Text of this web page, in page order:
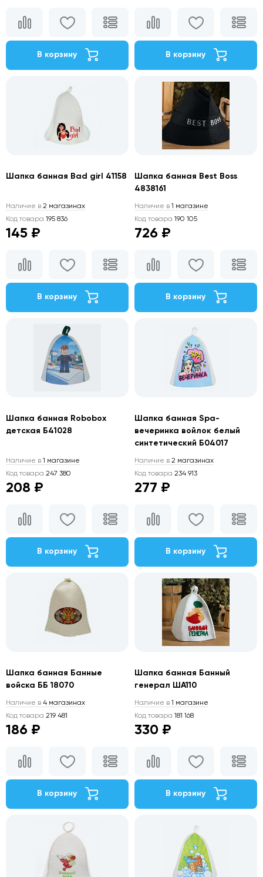
В корзину В корзину
Шапка банная Bad girl 41158
Наличие в 2 магазинах
Код товара 195 836
145 ₽
В корзину
Шапка банная Best Boss
4838161
Наличие в 1 магазине
Код товара 190 105
726 ₽
В корзину
Шапка банная Robobox
детская Б41028
Наличие в 1 магазине
Код товара 247 380
208 ₽
В корзину
Шапка банная Spa-
вечеринка войлок белый
синтетический Б04017
Наличие в 2 магазинах
Код товара 234 913
277 ₽
В корзину
Шапка банная Банные
войска ББ 18070
Наличие в 4 магазинах
Код товара 219 481
186 ₽
В корзину
Шапка банная Банный
генерал ША110
Наличие в 1 магазине
Код товара 181 168
330 ₽
В корзину